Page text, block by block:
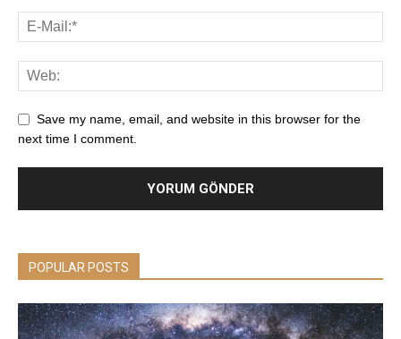
Save my name, email, and website in this browser for the
next time I comment.
POPULAR POSTS